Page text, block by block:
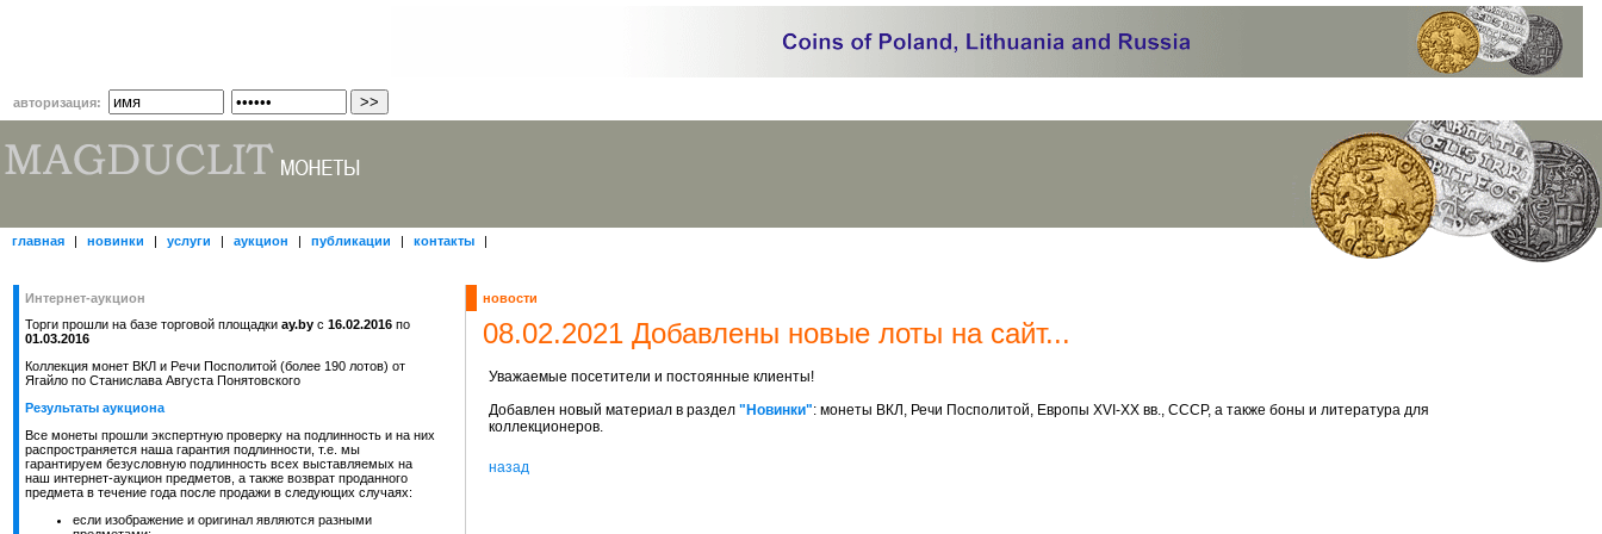
авторизация:
главная | новинки | услуги | аукцион | публикации | контакты |
Интернет-аукцион
Торги прошли на базе торговой площадки ay.by с 16.02.2016 по
01.03.2016
Коллекция монет ВКЛ и Речи Посполитой (более 190 лотов) от
Ягайло по Станислава Августа Понятовского
Результаты аукциона
Все монеты прошли экспертную проверку на подлинность и на них
распространяется наша гарантия подлинности, т.е. мы
гарантируем безусловную подлинность всех выставляемых на
наш интернет-аукцион предметов, а также возврат проданного
предмета в течение года после продажи в следующих случаях:
если изображение и оригинал являются разными
новости
08.02.2021 Добавлены новые лоты на сайт...
Уважаемые посетители и постоянные клиенты!
Добавлен новый материал в раздел "Новинки": монеты ВКЛ, Речи Посполитой, Европы XVI-XX вв., СССР, а также боны и литература для
коллекционеров.
назад